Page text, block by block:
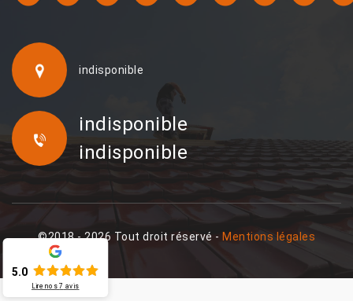
indisponible
indisponible
indisponible
©2018 - 2026 Tout droit réservé - Mentions légales
5.0
Lire nos 7 avis